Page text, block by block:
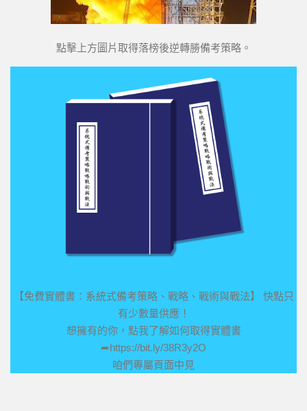
點擊上方圖片取得落榜後逆轉勝備考策略。
【免費實體書：系統式備考策略、戰略、戰術與戰法】 快點只
有少數量供應！
想擁有的你，點我了解如何取得實體書
➦https://bit.ly/38R3y2O
咱們專屬頁面中見